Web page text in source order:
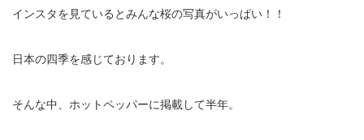
インスタを見ているとみんな桜の写真がいっぱい！！
日本の四季を感じております。
そんな中、ホットペッパーに掲載して半年。